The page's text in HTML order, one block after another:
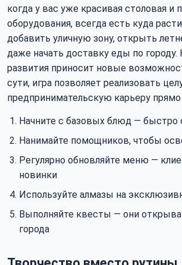
когда у вас уже красивая столовая и
оборудования, всегда есть куда
добавить уличную зону, открыть
даже начать доставку еды по
развития приносит новые
сути, игра позволяет реализовать
предпринимательскую карьеру
Начните с базовых блюд — быстро
Нанимайте помощников, чтобы
Регулярно обновляйте меню —
новинки
Используйте алмазы на
Выполняйте квесты — они
города